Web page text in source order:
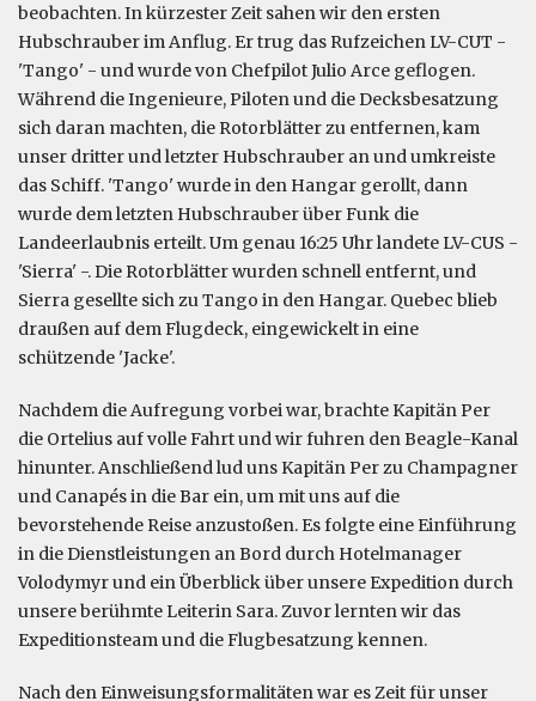
beobachten. In kürzester Zeit sahen wir den ersten
Hubschrauber im Anflug. Er trug das Rufzeichen LV-CUT -
'Tango' - und wurde von Chefpilot Julio Arce geflogen.
Während die Ingenieure, Piloten und die Decksbesatzung
sich daran machten, die Rotorblätter zu entfernen, kam
unser dritter und letzter Hubschrauber an und umkreiste
das Schiff. 'Tango' wurde in den Hangar gerollt, dann
wurde dem letzten Hubschrauber über Funk die
Landeerlaubnis erteilt. Um genau 16:25 Uhr landete LV-CUS -
'Sierra' -. Die Rotorblätter wurden schnell entfernt, und
Sierra gesellte sich zu Tango in den Hangar. Quebec blieb
draußen auf dem Flugdeck, eingewickelt in eine
schützende 'Jacke'.
Nachdem die Aufregung vorbei war, brachte Kapitän Per
die Ortelius auf volle Fahrt und wir fuhren den Beagle-Kanal
hinunter. Anschließend lud uns Kapitän Per zu Champagner
und Canapés in die Bar ein, um mit uns auf die
bevorstehende Reise anzustoßen. Es folgte eine Einführung
in die Dienstleistungen an Bord durch Hotelmanager
Volodymyr und ein Überblick über unsere Expedition durch
unsere berühmte Leiterin Sara. Zuvor lernten wir das
Expeditionsteam und die Flugbesatzung kennen.
Nach den Einweisungsformalitäten war es Zeit für unser